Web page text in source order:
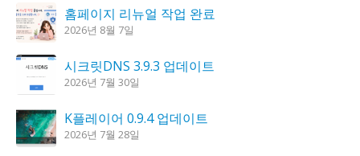
홈페이지 리뉴얼 작업 완료
2026년 8월 7일
시크릿DNS 3.9.3 업데이트
2026년 7월 30일
K플레이어 0.9.4 업데이트
2026년 7월 28일